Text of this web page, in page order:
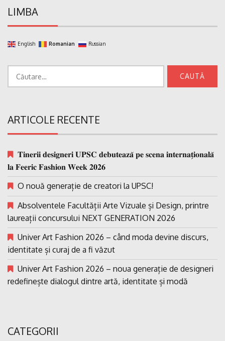
LIMBA
English Romanian Russian
ARTICOLE RECENTE
𝐓𝐢𝐧𝐞𝐫𝐢𝐢 𝐝𝐞𝐬𝐢𝐠𝐧𝐞𝐫𝐢 𝐔𝐏𝐒𝐂 𝐝𝐞𝐛𝐮𝐭𝐞𝐚𝐳𝐚̆ 𝐩𝐞 𝐬𝐜𝐞𝐧𝐚 𝐢𝐧𝐭𝐞𝐫𝐧𝐚𝐭̗𝐢𝐨𝐧𝐚𝐥𝐚̆
𝐥𝐚 𝐅𝐞𝐞𝐫𝐢𝐜 𝐅𝐚𝐬𝐡𝐢𝐨𝐧 𝐖𝐞𝐞𝐤 𝟐𝟎𝟐𝟔
O nouă generație de creatori la UPSC!
Absolventele Facultății Arte Vizuale și Design, printre
laureații concursului NEXT GENERATION 2026
Univer Art Fashion 2026 – când moda devine discurs,
identitate și curaj de a fi văzut
Univer Art Fashion 2026 – noua generație de designeri
redefinește dialogul dintre artă, identitate și modă
CATEGORII